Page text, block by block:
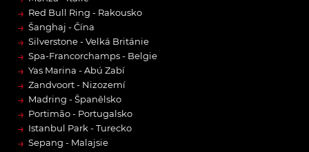
→ Red Bull Ring - Rakousko
→ Šanghaj - Čína
→ Silverstone - Velká Británie
→ Spa-Francorchamps - Belgie
→ Yas Marina - Abú Zabí
→ Zandvoort - Nizozemí
→ Madring - Španělsko
→ Portimão - Portugalsko
→ Istanbul Park - Turecko
→ Sepang - Malajsie